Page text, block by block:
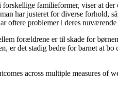
forskellige familieformer, viser at
har justeret for diverse forhold,
oftere problemer i deres
forældrene er til skade for
er det stadig bedre for barnet at
across multiple measures